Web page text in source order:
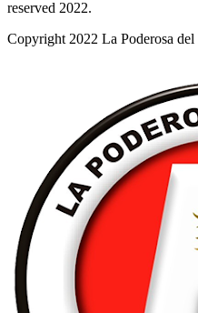
reserved 2022.
Copyright 2022 La Poderosa